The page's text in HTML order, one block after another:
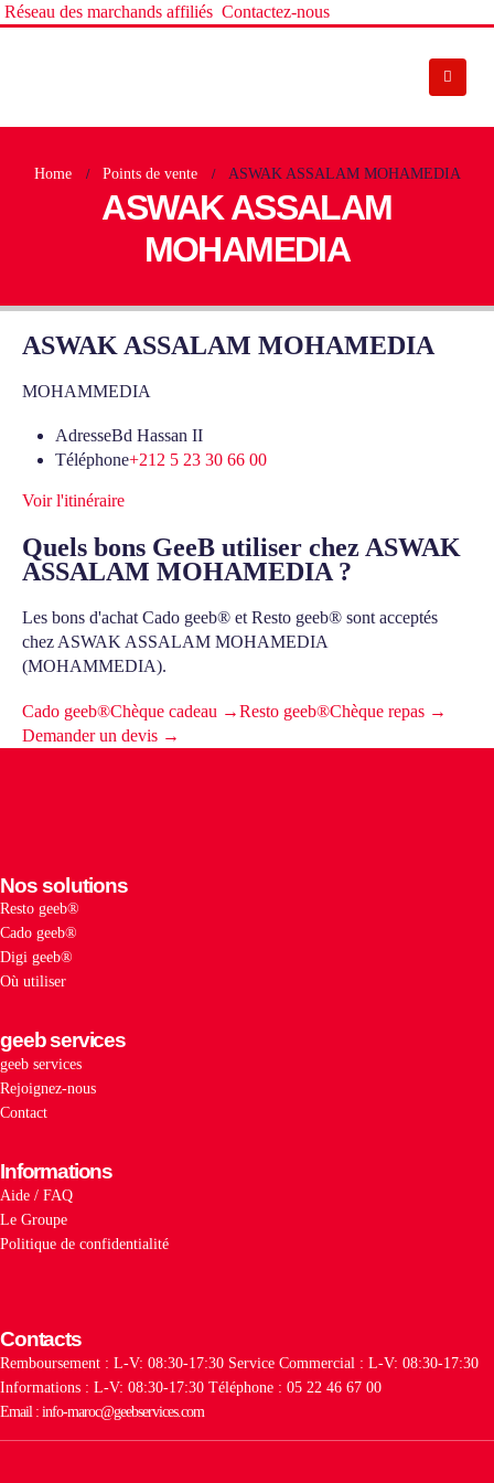
Réseau des marchands affiliés Contactez-nous
Home Points de vente ASWAK ASSALAM MOHAMEDIA
ASWAK ASSALAM
MOHAMEDIA
ASWAK ASSALAM MOHAMEDIA
MOHAMMEDIA
AdresseBd Hassan II
Téléphone+212 5 23 30 66 00
Voir l'itinéraire
Quels bons GeeB utiliser chez ASWAK
ASSALAM MOHAMEDIA ?
Les bons d'achat Cado geeb® et Resto geeb® sont acceptés
chez ASWAK ASSALAM MOHAMEDIA
(MOHAMMEDIA).
Cado geeb®Chèque cadeau →Resto geeb®Chèque repas →
Demander un devis →
Nos solutions
Resto geeb®
Cado geeb®
Digi geeb®
Où utiliser
geeb services
geeb services
Rejoignez-nous
Contact
Informations
Aide / FAQ
Le Groupe
Politique de confidentialité
Contacts
Remboursement : L-V: 08:30-17:30 Service Commercial : L-V: 08:30-17:30
Informations : L-V: 08:30-17:30 Téléphone : 05 22 46 67 00
Email : info-maroc@geebservices.com